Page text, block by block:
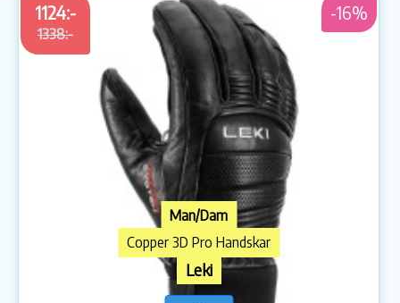
1124:-
1338:-
-16%
Man/Dam
Copper 3D Pro Handskar
Leki